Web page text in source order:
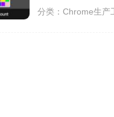
分类： Chrome生产